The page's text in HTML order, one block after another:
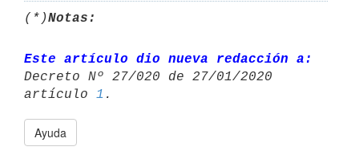
(*)Notas:
Este artículo dio nueva redacción a:
Decreto Nº 27/020 de 27/01/2020
artículo 1
Ayuda